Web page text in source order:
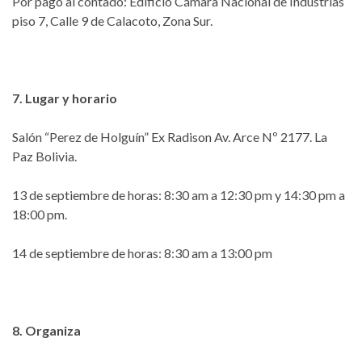
piso 7, Calle 9 de Calacoto, Zona Sur.
7. Lugar y horario
Salón “Perez de Holguín” Ex Radison Av. Arce Nº 2177. La
Paz Bolivia.
13 de septiembre de horas: 8:30 am a 12:30 pm y 14:30 pm a
18:00 pm.
14 de septiembre de horas: 8:30 am a 13:00 pm
8. Organiza